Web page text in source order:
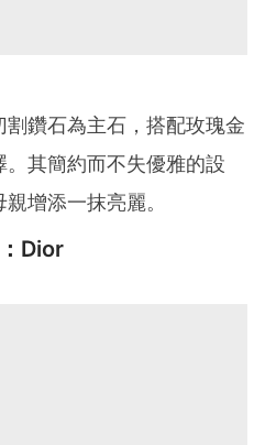
鑽石為主石，搭配玫瑰金
其簡約而不失優雅的設
增添一抹亮麗。
Dior